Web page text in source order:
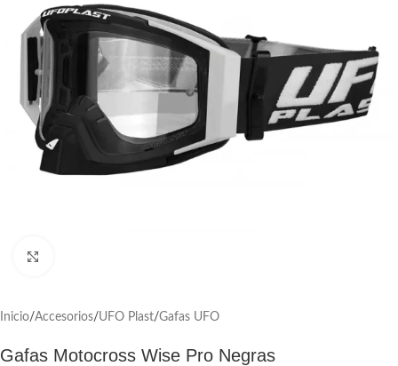
Inicio/Accesorios/UFO Plast/Gafas UFO
Gafas Motocross Wise Pro Negras